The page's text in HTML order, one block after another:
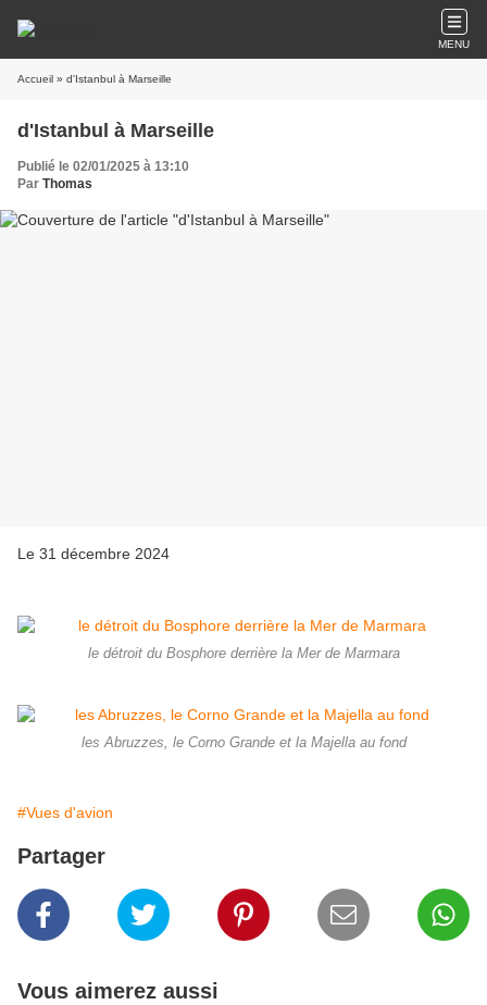
MENU
Accueil » d'Istanbul à Marseille
d'Istanbul à Marseille
Publié le 02/01/2025 à 13:10
Par Thomas
Le 31 décembre 2024
le détroit du Bosphore derrière la Mer de Marmara
les Abruzzes, le Corno Grande et la Majella au fond
#Vues d'avion
Partager
Vous aimerez aussi